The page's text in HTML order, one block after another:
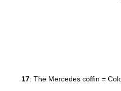
17: The Mercedes coffin =